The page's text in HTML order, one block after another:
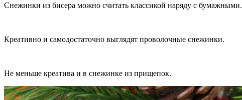
Снежинки из бисера можно считать классикой наряду с бумажными.
Креативно и самодостаточно выглядят проволочные снежинки.
Не меньше креатива и в снежинке из прищепок.